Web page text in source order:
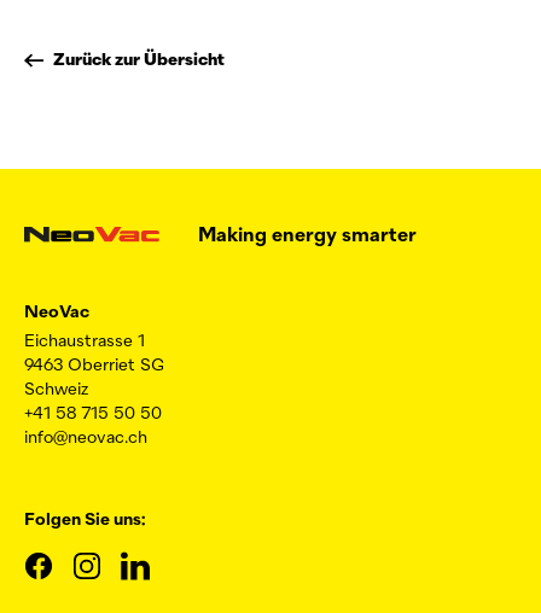
Zurück zur Übersicht
Making energy smarter
NeoVac
Eichaustrasse 1
9463 Oberriet SG
Schweiz
+41 58 715 50 50
info@neovac.ch
Folgen Sie uns: